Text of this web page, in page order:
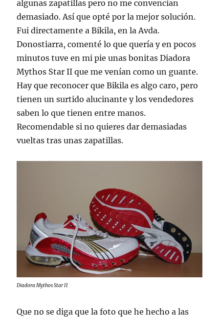
algunas zapatillas pero no me convencían
demasiado. Así que opté por la mejor solución.
Fui directamente a Bikila, en la Avda.
Donostiarra, comenté lo que quería y en pocos
minutos tuve en mi pie unas bonitas Diadora
Mythos Star II que me venían como un guante.
Hay que reconocer que Bikila es algo caro, pero
tienen un surtido alucinante y los vendedores
saben lo que tienen entre manos.
Recomendable si no quieres dar demasiadas
vueltas tras unas zapatillas.
Diadora Mythos Star II
Que no se diga que la foto que he hecho a las